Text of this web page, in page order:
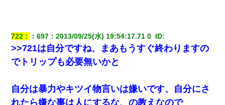
722 ：697 ：2013/09/25(水) 19:54:17.71 0 ID:
>>721は自分ですね、まあもうすぐ終わりますの
でトリップも必要無いかと
自分は暴力やキツイ物言いは嫌いです、自分にさ
れたら嫌な事は人にするな、の教えなので